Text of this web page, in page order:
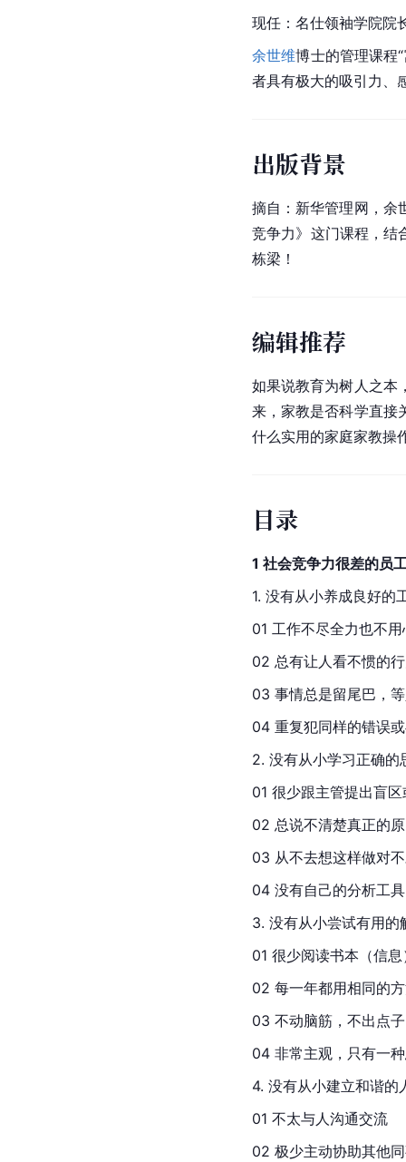
现任：名仕领袖学院院
余世维博士的管理课程
者具有极大的吸引力、
出版背景
摘自： 新华管理网 ，
竞争力》这门课程，结
栋梁！
编辑推荐
如果说教育为树人之本
来，家教是否科学直接
什么实用的家庭家教操
目录
1 社会竞争力很差的员
1. 没有从小养成良好的
01 工作不尽全力也不用
02 总有让人看不惯的
03 事情总是留尾巴，
04 重复犯同样的错误
2. 没有从小学习正确的
01 很少跟主管提出盲
02 总说不清楚真正的
03 从不去想这样做对
04 没有自己的分析工具
3. 没有从小尝试有用的
01 很少阅读书本（信息
02 每一年都用相同的
03 不动脑筋，不出点子
04 非常主观，只有一
4. 没有从小建立和谐的
01 不太与人沟通交流
02 极少主动协助其他